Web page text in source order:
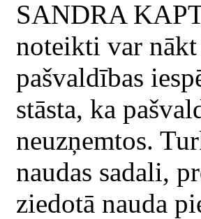
SANDRA
noteikti var
pašvaldības
stāsta, ka
neuzņemtos.
naudas sadali,
ziedotā nauda